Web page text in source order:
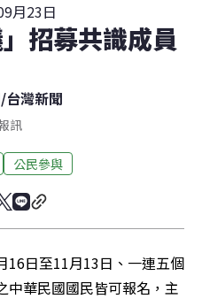
月23日
」招募共識成員
/台灣新聞
訊
公民參與
16日至11月13日、一連五個
中華民國國民皆可報名，主